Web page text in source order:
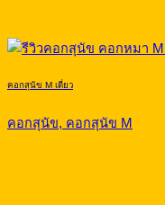
คอกสุนัข M เดี่ยว
คอกสุนัข, คอกสุนัข M